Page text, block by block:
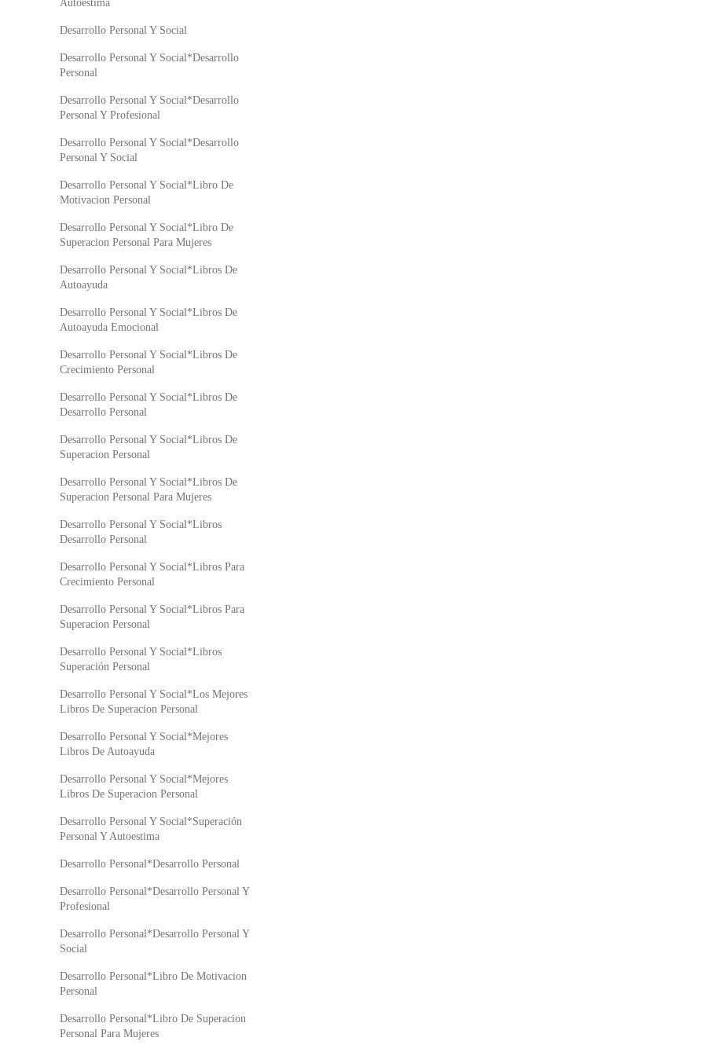
Autoestima
Desarrollo Personal Y Social
Desarrollo Personal Y Social*Desarrollo
Personal
Desarrollo Personal Y Social*Desarrollo
Personal Y Profesional
Desarrollo Personal Y Social*Desarrollo
Personal Y Social
Desarrollo Personal Y Social*Libro De
Motivacion Personal
Desarrollo Personal Y Social*Libro De
Superacion Personal Para Mujeres
Desarrollo Personal Y Social*Libros De
Autoayuda
Desarrollo Personal Y Social*Libros De
Autoayuda Emocional
Desarrollo Personal Y Social*Libros De
Crecimiento Personal
Desarrollo Personal Y Social*Libros De
Desarrollo Personal
Desarrollo Personal Y Social*Libros De
Superacion Personal
Desarrollo Personal Y Social*Libros De
Superacion Personal Para Mujeres
Desarrollo Personal Y Social*Libros
Desarrollo Personal
Desarrollo Personal Y Social*Libros Para
Crecimiento Personal
Desarrollo Personal Y Social*Libros Para
Superacion Personal
Desarrollo Personal Y Social*Libros
Superación Personal
Desarrollo Personal Y Social*Los Mejores
Libros De Superacion Personal
Desarrollo Personal Y Social*Mejores
Libros De Autoayuda
Desarrollo Personal Y Social*Mejores
Libros De Superacion Personal
Desarrollo Personal Y Social*Superación
Personal Y Autoestima
Desarrollo Personal*Desarrollo Personal
Desarrollo Personal*Desarrollo Personal Y
Profesional
Desarrollo Personal*Desarrollo Personal Y
Social
Desarrollo Personal*Libro De Motivacion
Personal
Desarrollo Personal*Libro De Superacion
Personal Para Mujeres